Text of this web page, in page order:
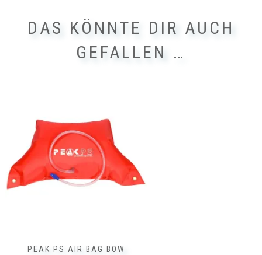
DAS KÖNNTE DIR AUCH
GEFALLEN …
PEAK PS AIR BAG BOW